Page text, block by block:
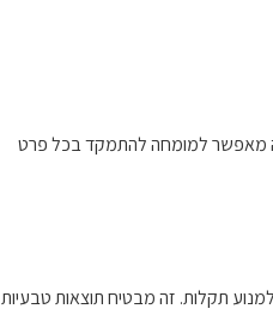
זה מאפשר למומחה להתמקד בכל פרט
תקלות. זה מבטיח תוצאות טבעיות